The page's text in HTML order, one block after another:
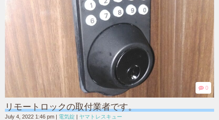
0
リモートロックの取付業者です。
July 4, 2022 1:46 pm | 電気錠 | ヤマトレスキュー